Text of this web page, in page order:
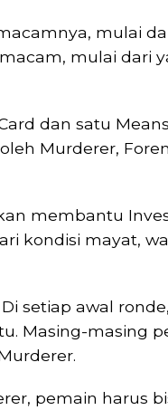
mulai
mulai dari
dan satu
Murderer,
membantu
kondisi mayat,
setiap awal
Masing-masing
pemain harus